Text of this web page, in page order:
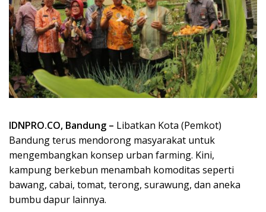
IDNPRO.CO, Bandung – Libatkan Kota (Pemkot)
Bandung terus mendorong masyarakat untuk
mengembangkan konsep urban farming. Kini,
kampung berkebun menambah komoditas seperti
bawang, cabai, tomat, terong, surawung, dan aneka
bumbu dapur lainnya.